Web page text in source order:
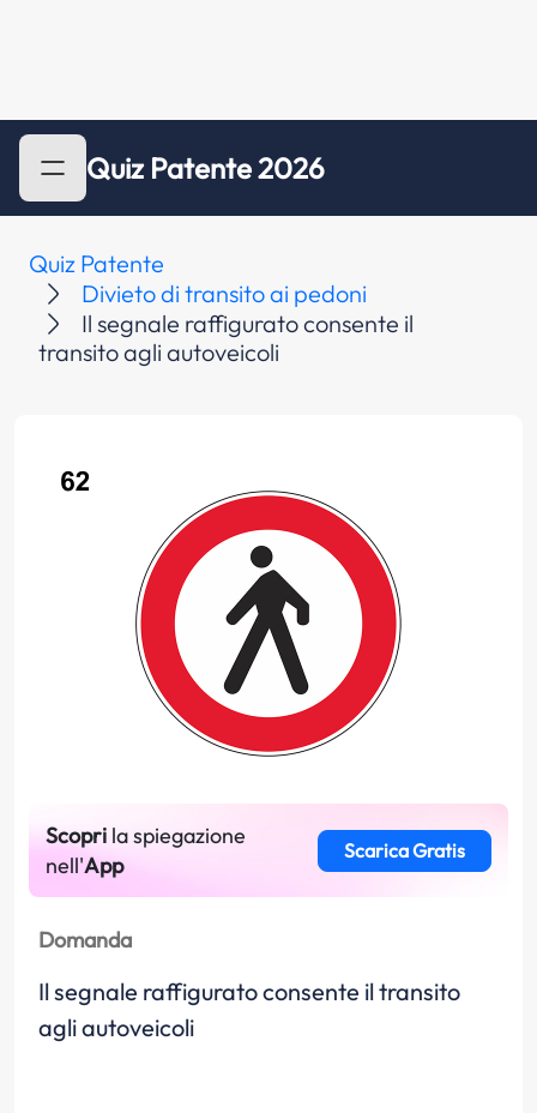
Quiz Patente 2026
Quiz Patente
Divieto di transito ai pedoni
Il segnale raffigurato consente il
transito agli autoveicoli
Scopri la spiegazione
nell'App
Scarica Gratis
Domanda
Il segnale raffigurato consente il transito
agli autoveicoli